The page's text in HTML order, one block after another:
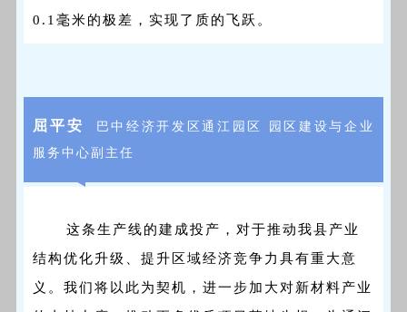
0.1毫米的极差，实现了质的飞跃。
屈平安
巴中经济开发区通江园区 园区建设与企业
服务中心副主任
这条生产线的建成投产，对于推动我县产业
结构优化升级、提升区域经济竞争力具有重大意
义。我们将以此为契机，进一步加大对新材料产业